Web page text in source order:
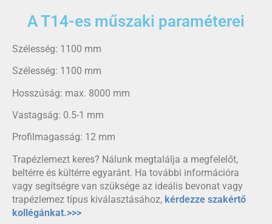
A T14-es műszaki paraméterei
Szélesség: 1100 mm
Szélesség: 1100 mm
Hosszúság: max. 8000 mm
Vastagság: 0.5-1 mm
Profilmagasság: 12 mm
Trapézlemezt keres? Nálunk megtalálja a megfelelőt,
beltérre és kültérre egyaránt. Ha további információra
vagy segítségre van szüksége az ideális bevonat vagy
trapézlemez típus kiválasztásához, kérdezze szakértő
kollégánkat.>>>